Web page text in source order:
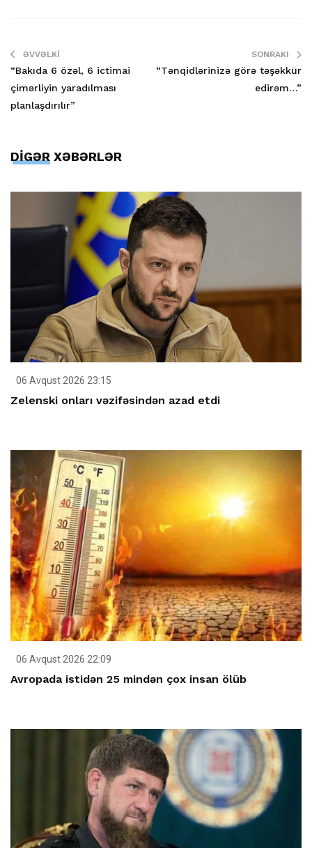
ƏVVƏLKI
“Bakıda 6 özəl, 6 ictimai
çimərliyin yaradılması
planlaşdırılır”
SONRAKI
“Tənqidlərinizə görə təşəkkür
edirəm…”
DİGƏR XƏBƏRLƏR
06 Avqust 2026 23:15
Zelenski onları vəzifəsindən azad etdi
06 Avqust 2026 22:09
Avropada istidən 25 mindən çox insan ölüb